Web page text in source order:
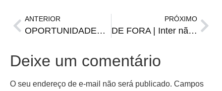
ANTERIOR
OPORTUNIDADES | Caixa e atendente de loja, auxiliar administrativo e outras vagas do Sine
PRÓXIMO
DE FORA | Inter não terá Jhonny e Renê é dúvida para enfrentar o Caxias
Deixe um comentário
O seu endereço de e-mail não será publicado. Campos